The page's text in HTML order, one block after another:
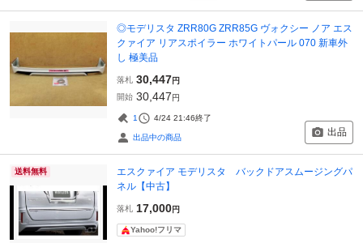
◎モデリスタ ZRR80G ZRR85G ヴォクシー ノア エス
クァイア リアスポイラー ホワイトパール 070 新車外
し 極美品
落札 30,447円
開始 30,447円
1 4/24 21:46終了
出品中の商品 出品
送料無料
エスクァイア モデリスタ バックドアスムージングパ
ネル【中古】
落札 17,000円
Yahoo!フリマ